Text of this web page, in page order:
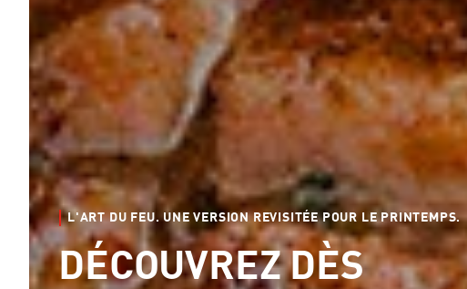
L'ART DU FEU. UNE VERSION REVISITÉE POUR LE PRINTEMPS.
DÉCOUVREZ DÈS